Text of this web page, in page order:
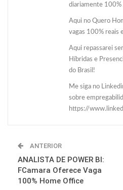
diariamente
Aqui no Quero
vagas 100% reais
Aqui repassarei
Híbridas e
do Brasil!
Me siga no
sobre
https://
ANTERIOR
ANALISTA DE POWER BI:
FCamara Oferece Vaga
100% Home Office